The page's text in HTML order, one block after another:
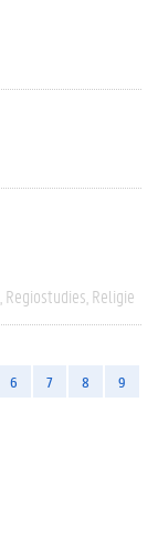
Regiostudies Religie
6 7 8
9